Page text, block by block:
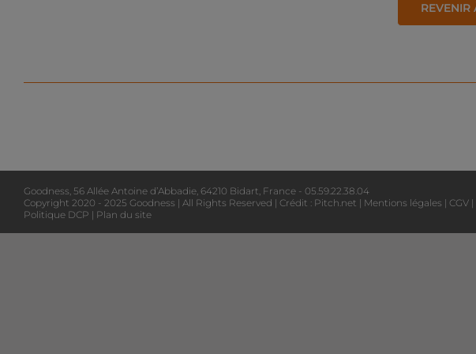
REVENIR
Goodness, 56 Allée Antoine d’Abbadie, 64210 Bidart, France - 05.59.22.38.04
Copyright 2020 - 2025 Goodness | All Rights Reserved | Crédit : Pitch.net | Mentions légales | CGV |
Politique DCP | Plan du site